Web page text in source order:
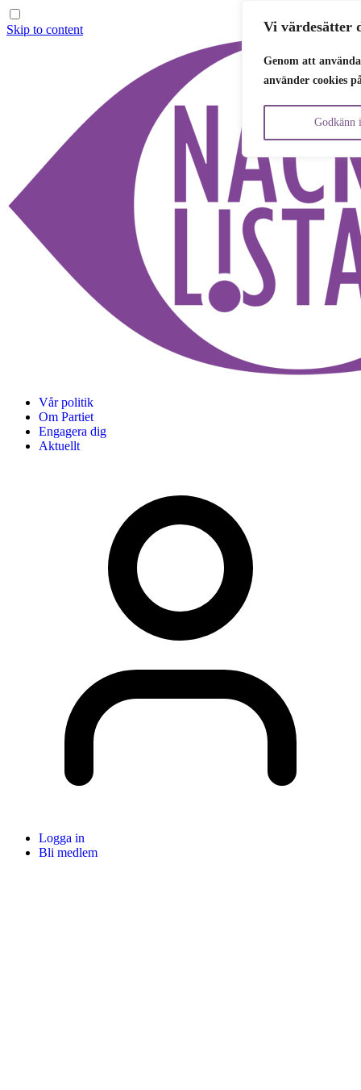
Vi värdesätter
Genom att
använder cookies
Godkänn
Skip to content
Vår politik
Om Partiet
Engagera dig
Aktuellt
Logga in
Bli medlem